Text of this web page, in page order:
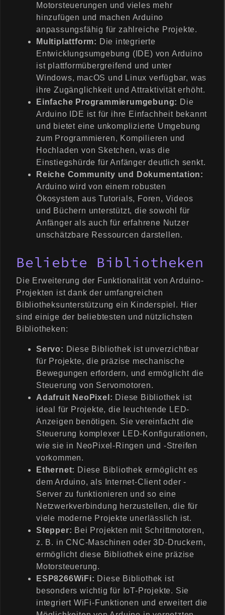
Motorsteuerungen und vieles mehr
hinzufügen und machen Arduino
anpassungsfähig für zahlreiche Projekte.
Multiplattform: Die integrierte
Entwicklungsumgebung (IDE) von Arduino
ist plattformübergreifend und unter
Windows, macOS und Linux verfügbar, was
ihre Zugänglichkeit und Attraktivität erhöht.
Einfache Programmierumgebung: Die
Arduino IDE ist für ihre Einfachheit bekannt
und bietet eine unkomplizierte Umgebung
zum Programmieren, Kompilieren und
Hochladen von Sketchen, was die
Einstiegshürde für Anfänger deutlich senkt.
Reiche Community und Dokumentation:
Arduino wird von einem robusten
Ökosystem aus Tutorials, Foren, Videos
und Büchern unterstützt, die sowohl für
Anfänger als auch für erfahrene Nutzer
unschätzbare Ressourcen darstellen.
Beliebte Bibliotheken
Die Erweiterung der Funktionalität von Arduino-
Projekten ist dank der umfangreichen
Bibliotheksunterstützung ein Kinderspiel. Hier
sind einige der beliebtesten und nützlichsten
Bibliotheken:
Servo: Diese Bibliothek ist unverzichtbar
für Projekte, die präzise mechanische
Bewegungen erfordern, und ermöglicht die
Steuerung von Servomotoren.
Adafruit NeoPixel: Diese Bibliothek ist
ideal für Projekte, die leuchtende LED-
Anzeigen benötigen. Sie vereinfacht die
Steuerung komplexer LED-Konfigurationen,
wie sie in NeoPixel-Ringen und -Streifen
vorkommen.
Ethernet: Diese Bibliothek ermöglicht es
dem Arduino, als Internet-Client oder -
Server zu funktionieren und so eine
Netzwerkverbindung herzustellen, die für
viele moderne Projekte unerlässlich ist.
Stepper: Bei Projekten mit Schrittmotoren,
z. B. in CNC-Maschinen oder 3D-Druckern,
ermöglicht diese Bibliothek eine präzise
Motorsteuerung.
ESP8266WiFi: Diese Bibliothek ist
besonders wichtig für IoT-Projekte. Sie
integriert WiFi-Funktionen und erweitert die